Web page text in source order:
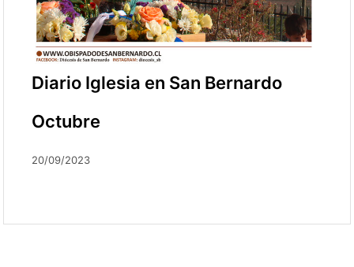
Diario Iglesia en San Bernardo
Octubre
20/09/2023